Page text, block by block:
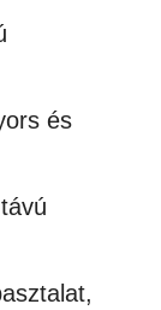
és